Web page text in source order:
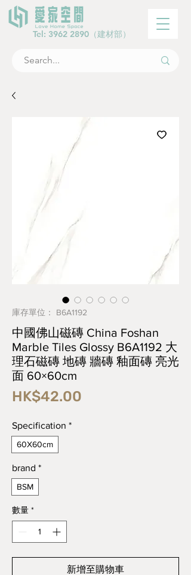
Tel: 3962 2890 （建材部）
庫存單位： B6A1192
中國佛山磁磚 China Foshan
Marble Tiles Glossy B6A1192 大
理石磁磚 地磚 牆磚 釉面磚 亮光
面 60×60cm
HK$42.00
Specification *
60X60cm
brand *
BSM
數量 *
新增至購物車